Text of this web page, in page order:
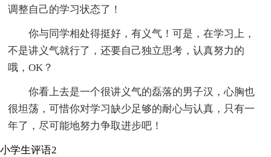
调整自己的学习状态了！
你与同学相处得挺好，有义气！可是，在学习上，
不是讲义气就行了，还要自己独立思考，认真努力的
哦，OK？
你看上去是一个很讲义气的磊落的男子汉，心胸也
很坦荡，可惜你对学习缺少足够的耐心与认真，只有一
年了，尽可能地努力争取进步吧！
小学生评语2